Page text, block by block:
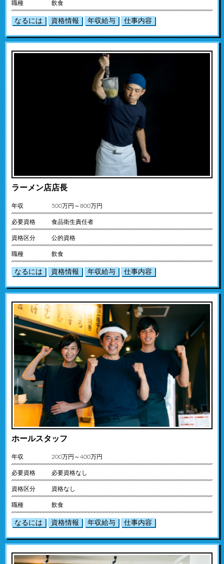
職種 飲食
なるには 資格情報 年収給与 仕事内容
ラーメン店店長
年収 500万円～800万円
必要資格 食品衛生責任者
資格区分 公的資格
職種 飲食
なるには 資格情報 年収給与 仕事内容
ホールスタッフ
年収 200万円～400万円
必要資格 必要資格なし
資格区分 資格なし
職種 飲食
なるには 資格情報 年収給与 仕事内容